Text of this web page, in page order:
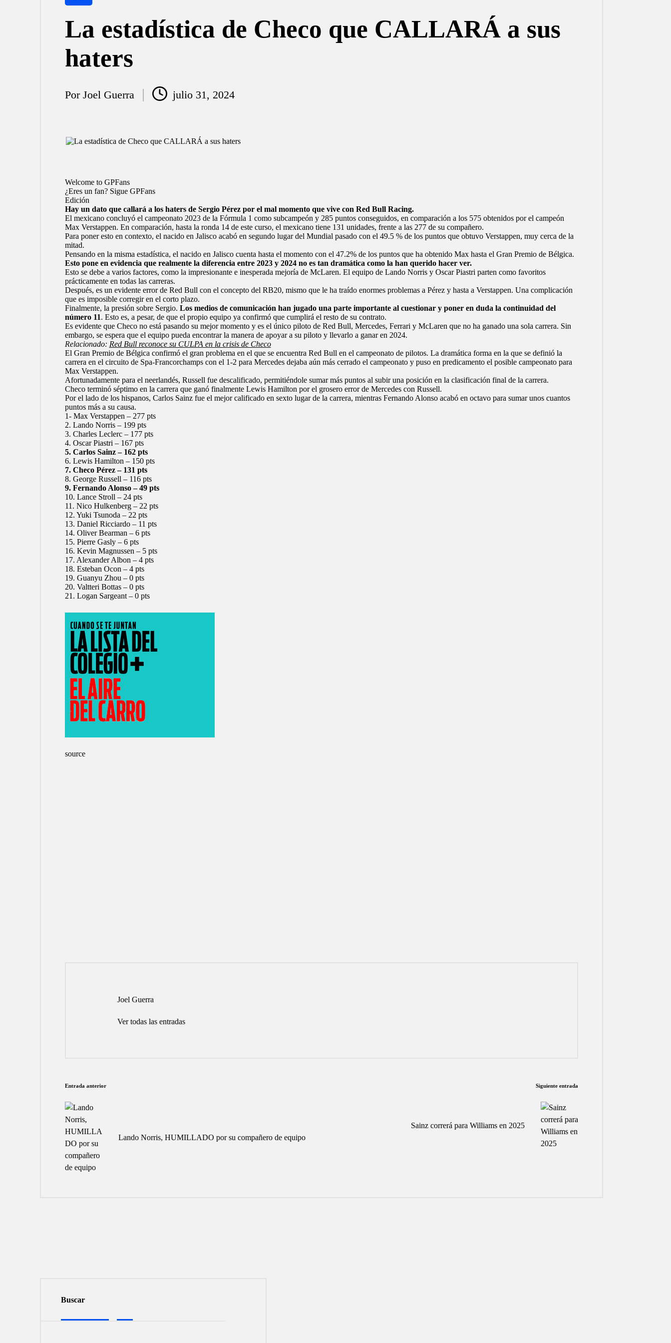
en
La estadística de Checo que CALLARÁ a sus
haters
Por Joel Guerra julio 31, 2024
Welcome to GPFans
¿Eres un fan? Sigue GPFans
Edición
Hay un dato que callará a los haters de Sergio Pérez por el mal momento que vive con Red Bull Racing.
El mexicano concluyó el campeonato 2023 de la Fórmula 1 como subcampeón y 285 puntos conseguidos, en comparación a los 575 obtenidos por el campeón
Max Verstappen. En comparación, hasta la ronda 14 de este curso, el mexicano tiene 131 unidades, frente a las 277 de su compañero.
Para poner esto en contexto, el nacido en Jalisco acabó en segundo lugar del Mundial pasado con el 49.5 % de los puntos que obtuvo Verstappen, muy cerca de la
mitad.
Pensando en la misma estadística, el nacido en Jalisco cuenta hasta el momento con el 47.2% de los puntos que ha obtenido Max hasta el Gran Premio de Bélgica.
Esto pone en evidencia que realmente la diferencia entre 2023 y 2024 no es tan dramática como la han querido hacer ver.
Esto se debe a varios factores, como la impresionante e inesperada mejoría de McLaren. El equipo de Lando Norrisy Oscar Piastri parten como favoritos
prácticamente en todas las carreras.
Después, es un evidente error de Red Bull con el concepto del RB20, mismo que le ha traído enormes problemas a Pérez y hasta a Verstappen. Una complicación
que es imposible corregir en el corto plazo.
Finalmente, la presión sobre Sergio. Los medios de comunicación han jugado una parte importante al cuestionar y poner en duda la continuidad del
número 11. Esto es, a pesar, de que el propio equipo ya confirmó que cumplirá el resto de su contrato.
Es evidente que Checo no está pasando su mejor momento y es el único piloto de Red Bull, Mercedes, Ferrariy McLaren que no ha ganado una sola carrera. Sin
embargo, se espera que el equipo pueda encontrar la manera de apoyar a su piloto y llevarlo a ganar en 2024.
Relacionado: Red Bull reconoce su CULPA en la crisis de Checo
El Gran Premio de Bélgica confirmó el gran problema en el que se encuentra Red Bull en el campeonato de pilotos. La dramática forma en la que se definió la
carrera en el circuito de Spa-Francorchamps con el 1-2 para Mercedes dejaba aún más cerrado el campeonato y puso en predicamento el posible campeonato para
Max Verstappen.
Afortunadamente para el neerlandés, Russell fue descalificado, permitiéndole sumar más puntos al subir una posición en la clasificación final de la carrera.
Checo terminó séptimo en la carrera que ganó finalmente Lewis Hamilton por el grosero error de Mercedes con Russell.
Por el lado de los hispanos, Carlos Sainz fue el mejor calificado en sexto lugar de la carrera, mientras Fernando Alonso acabó en octavo para sumar unos cuantos
puntos más a su causa.
1- Max Verstappen – 277 pts
2. Lando Norris – 199 pts
3. Charles Leclerc– 177 pts
4. Oscar Piastri – 167 pts
5. Carlos Sainz– 162 pts
6. Lewis Hamilton– 150 pts
7. Checo Pérez – 131 pts
8. George Russell– 116 pts
9. Fernando Alonso– 49 pts
10. Lance Stroll– 24 pts
11. Nico Hulkenberg – 22 pts
12. Yuki Tsunoda– 22 pts
13. Daniel Ricciardo– 11 pts
14. Oliver Bearman – 6 pts
15. Pierre Gasly– 6 pts
16. Kevin Magnussen– 5 pts
17. Alexander Albon– 4 pts
18. Esteban Ocon– 4 pts
19. Guanyu Zhou – 0 pts
20. Valtteri Bottas– 0 pts
21. Logan Sargeant – 0 pts
source
Joel Guerra
Ver todas las entradas
Navegación
de
entradas
Entrada anterior
Lando Norris, HUMILLADO por su compañero de equipo
Siguiente entrada
Sainz correrá para Williams en 2025
Buscar